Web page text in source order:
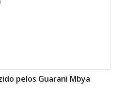
pelos Guarani Mbya